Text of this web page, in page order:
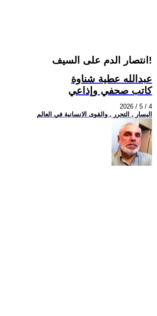
انتصار الدم على السيف!
عبدالله عطية شناوة
كاتب صحفي وإذاعي
2026 / 5 / 4
اليسار , التحرر , والقوى الانسانية في العالم